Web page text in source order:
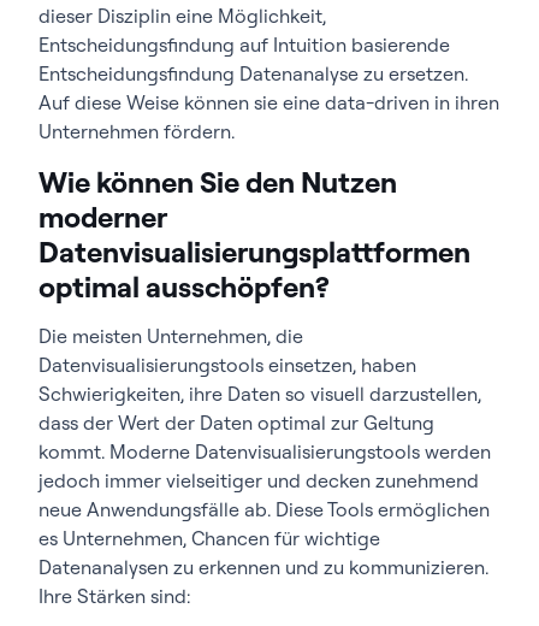
dieser Disziplin eine Möglichkeit,
Entscheidungsfindung auf Intuition basierende
Entscheidungsfindung Datenanalyse zu ersetzen.
Auf diese Weise können sie eine data-driven in ihren
Unternehmen fördern.
Wie können Sie den Nutzen
moderner
Datenvisualisierungsplattformen
optimal ausschöpfen?
Die meisten Unternehmen, die
Datenvisualisierungstools einsetzen, haben
Schwierigkeiten, ihre Daten so visuell darzustellen,
dass der Wert der Daten optimal zur Geltung
kommt. Moderne Datenvisualisierungstools werden
jedoch immer vielseitiger und decken zunehmend
neue Anwendungsfälle ab. Diese Tools ermöglichen
es Unternehmen, Chancen für wichtige
Datenanalysen zu erkennen und zu kommunizieren.
Ihre Stärken sind: